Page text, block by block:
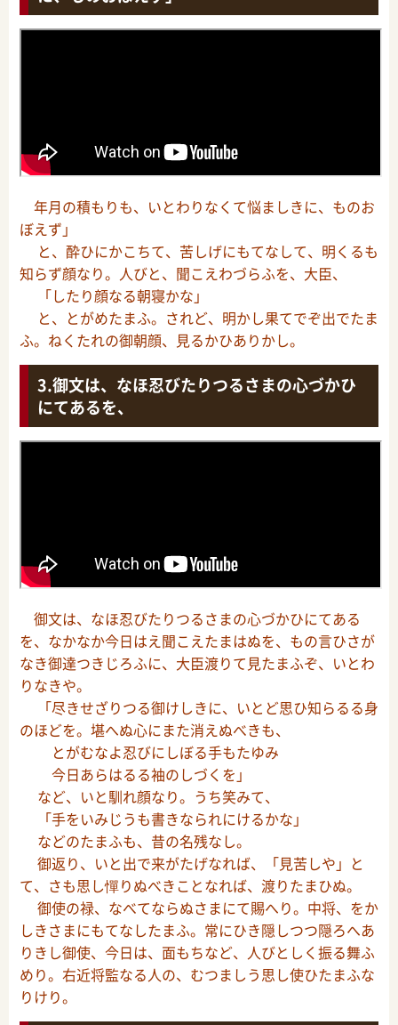
年月の積もりも、いとわりなくて悩ましきに、ものお
ぼえず」
と、酔ひにかこちて、苦しげにもてなして、明くるも
知らず顔なり。人びと、聞こえわづらふを、大臣、
「したり顔なる朝寝かな」
と、とがめたまふ。されど、明かし果てでぞ出でたま
ふ。ねくたれの御朝顔、見るかひありかし。
御文は、なほ忍びたりつるさまの心づかひ
にてあるを、
御文は、なほ忍びたりつるさまの心づかひにてある
を、なかなか今日はえ聞こえたまはぬを、もの言ひさが
なき御達つきじろふに、大臣渡りて見たまふぞ、いとわ
りなきや。
「尽きせざりつる御けしきに、いとど思ひ知らるる身
のほどを。堪へぬ心にまた消えぬべきも、
とがむなよ忍びにしぼる手もたゆみ
今日あらはるる袖のしづくを」
など、いと馴れ顔なり。うち笑みて、
「手をいみじうも書きなられにけるかな」
などのたまふも、昔の名残なし。
御返り、いと出で来がたげなれば、「見苦しや」と
て、さも思し憚りぬべきことなれば、渡りたまひぬ。
御使の禄、なべてならぬさまにて賜へり。中将、をか
しきさまにもてなしたまふ。常にひき隠しつつ隠ろへあ
りきし御使、今日は、面もちなど、人びとしく振る舞ふ
めり。右近将監なる人の、むつましう思し使ひたまふな
りけり。